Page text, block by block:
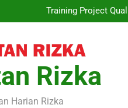
Training Project
Sewa
Training Project
Peran Konsultan
Rizka
Harian Rizka